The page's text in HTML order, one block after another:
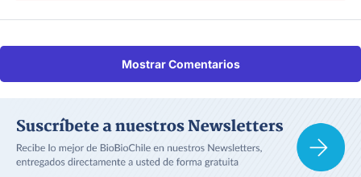
Mostrar Comentarios